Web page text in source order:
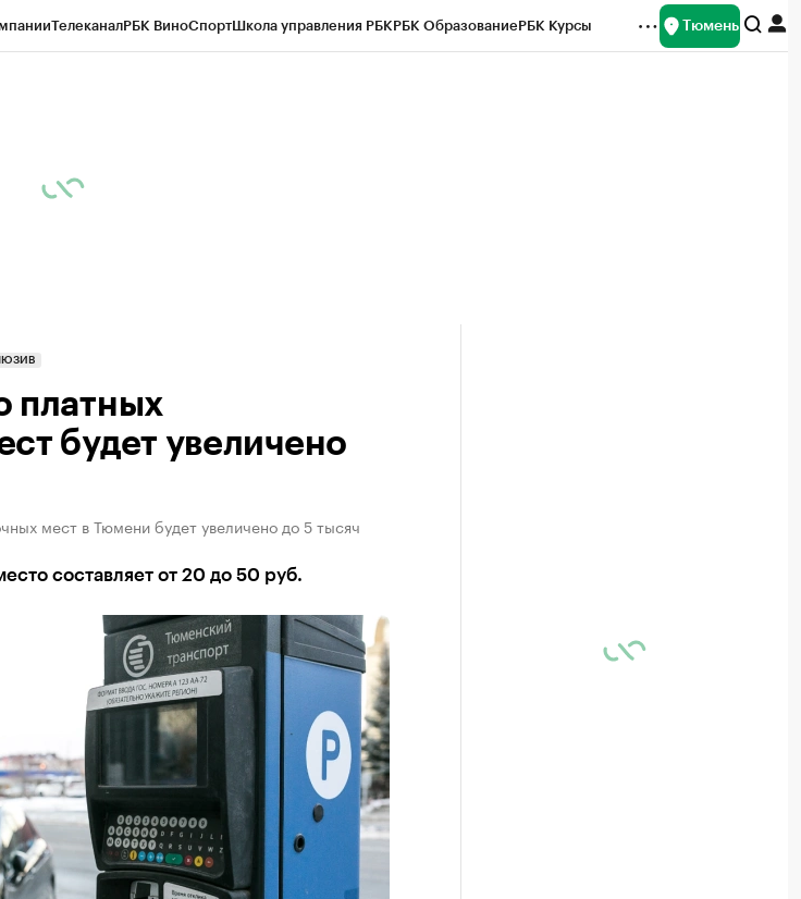
ТелеканалРБК ВиноСпортШкола управления РБКРБК ОбразованиеРБК Курсы Тюмень
платных
будет увеличено
мест в Тюмени будет увеличено до 5 тысяч
составляет от 20 до 50 руб.